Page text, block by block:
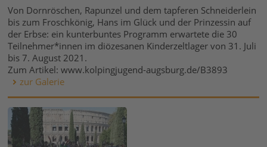
Von Dornröschen, Rapunzel und dem tapferen Schneiderlein
bis zum Froschkönig, Hans im Glück und der Prinzessin auf
der Erbse: ein kunterbuntes Programm erwartete die 30
Teilnehmer*innen im diözesanen Kinderzeltlager von 31. Juli
bis 7. August 2021.
Zum Artikel: www.kolpingjugend-augsburg.de/B3893
zur Galerie